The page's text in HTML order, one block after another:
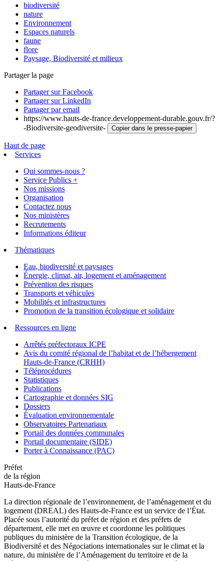
biodiversité
nature
Environnement
Espaces naturels
faune
flore
Paysage, Biodiversité et milieux
Partager la page
Partager sur Facebook
Partager sur LinkedIn
Partager par email
https://www.hauts-de-france.developpement-durable.gouv.fr/?
-Biodiversite-geodiversite-
Copier dans le presse-papier
Haut de page
Services
Qui sommes-nous ?
Service Publics +
Nos missions
Organisation
Contactez nous
Nos ministères
Recrutements
Informations éditeur
Thématiques
Eau, biodiversité et paysages
Énergie, climat, air, logement et aménagement
Prévention des risques
Transports et véhicules
Mobilités et infrastructures
Promotion de la transition écologique et solidaire
Ressources en ligne
Arrêtés préfectoraux ICPE
Avis du comité régional de l’habitat et de l’hébergement
Hauts-de-France (CRHH)
Téléprocédures
Statistiques
Publications
Cartographie et données SIG
Dossiers
Évaluation environnementale
Observatoires Partenariaux
Portail des données communales
Portail documentaire (SIDE)
Porter à Connaissance (PAC)
Préfet
de la région
Hauts-de-France
La direction régionale de l’environnement, de l’aménagement et du
logement (DREAL) des Hauts-de-France est un service de l’État.
Placée sous l’autorité du préfet de région et des préfets de
département, elle met en œuvre et coordonne les politiques
publiques du ministère de la Transition écologique, de la
Biodiversité et des Négociations internationales sur le climat et la
nature, du ministère de l’Aménagement du territoire et de la